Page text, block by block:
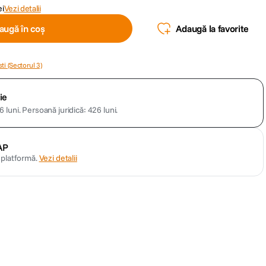
Vezi detalii
în coș Adaugă la favorite
(Sectorul 3)
luni. Persoană juridică: 426 luni.
Vezi detalii